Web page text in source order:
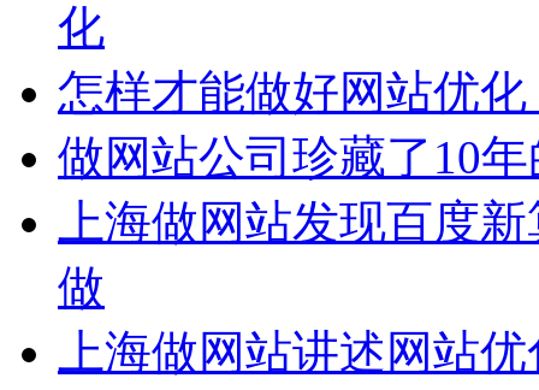
化
怎样才能做好网站优
做网站公司珍藏了10年
上海做网站发现百度
做
上海做网站讲述网站